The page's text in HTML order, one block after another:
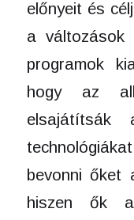
előnyeit és
a változások
programok
hogy az
elsajátítsák
bevonni őket
hiszen ők